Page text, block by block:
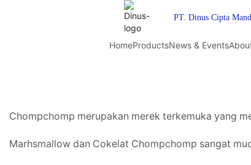
PT. Dinus Cipta
HomeProductsNews & Events
Chompchomp merupakan merek terkemuka yang
Marhsmallow dan Cokelat Chompchomp sangat